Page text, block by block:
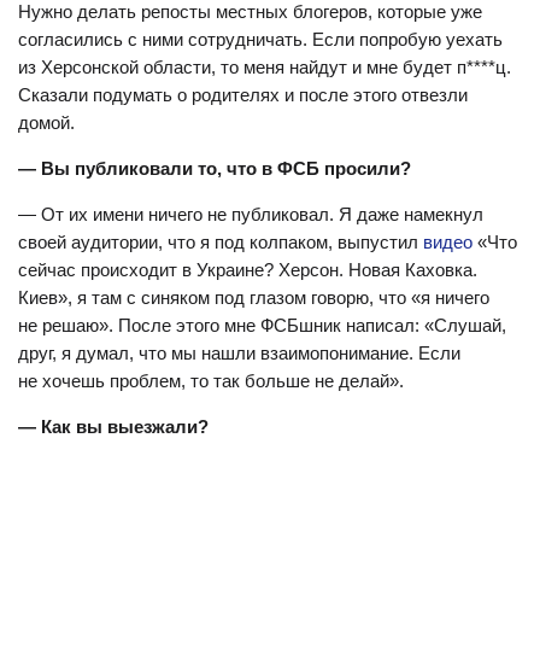
Нужно делать репосты местных блогеров, которые уже
согласились с ними сотрудничать. Если попробую уехать
из Херсонской области, то меня найдут и мне будет п****ц.
Сказали подумать о родителях и после этого отвезли
домой.
— Вы публиковали то, что в ФСБ просили?
— От их имени ничего не публиковал. Я даже намекнул
своей аудитории, что я под колпаком, выпустил видео «Что
сейчас происходит в Украине? Херсон. Новая Каховка.
Киев», я там с синяком под глазом говорю, что «я ничего
не решаю». После этого мне ФСБшник написал: «Слушай,
друг, я думал, что мы нашли взаимопонимание. Если
не хочешь проблем, то так больше не делай».
— Как вы выезжали?